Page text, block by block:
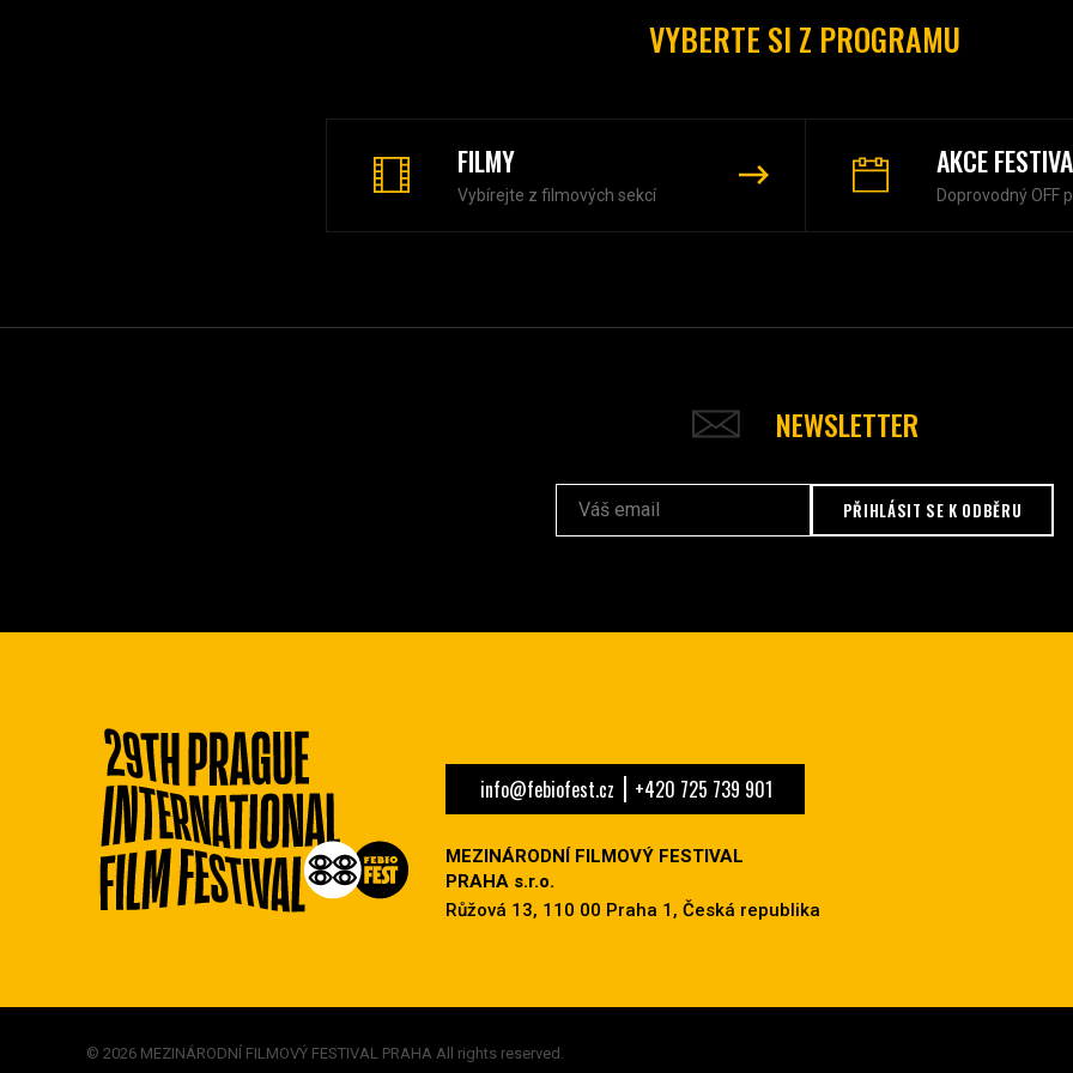
VYBERTE SI Z PROGRAMU
FILMY
Vybírejte z filmových sekcí
AKCE
Doprovodný OFF
NEWSLETTER
PŘIHLÁSIT SE K ODBĚRU
info@febiofest.cz +420 725 739 901
MEZINÁRODNÍ FILMOVÝ FESTIVAL
PRAHA s.r.o.
Růžová 13, 110 00 Praha 1, Česká republika
© 2026 MEZINÁRODNÍ FILMOVÝ FESTIVAL PRAHA All rights reserved.